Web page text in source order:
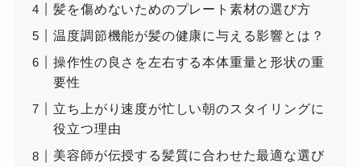
髪を傷めないためのプレート素材の選び方
温度調節機能が髪の健康に与える影響とは？
操作性の良さを左右する本体重量と形状の重
要性
立ち上がり速度が忙しい朝のスタイリングに
役立つ理由
美容師が伝授する髪質に合わせた最適な選び